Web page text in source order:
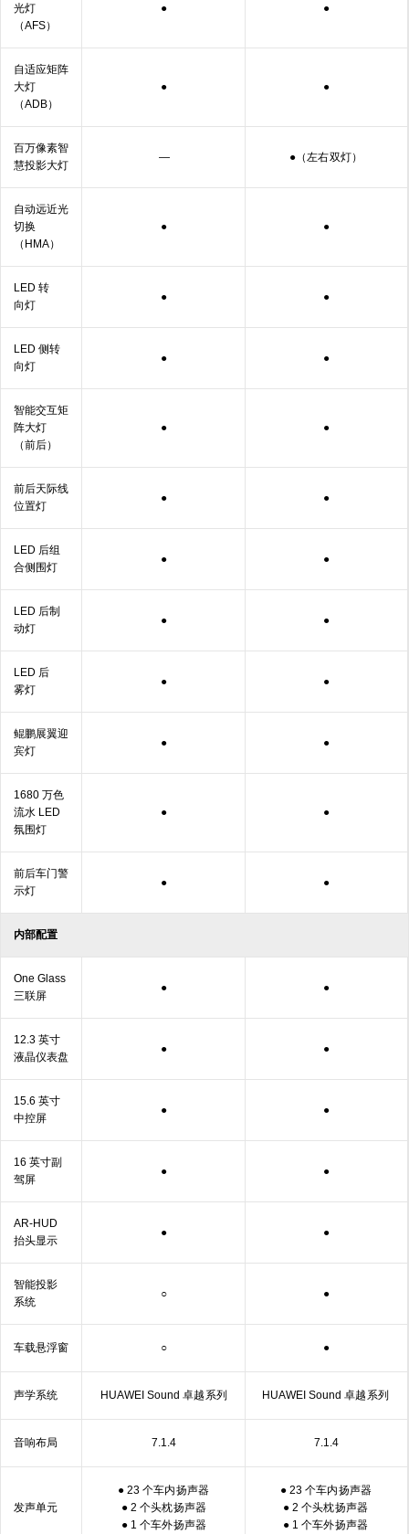
光灯
（AFS）
● ●
自适应矩阵
大灯
（ADB）
● ●
百万像素智
慧投影大灯
— ●（左右双灯）
自动远近光
切换
（HMA）
● ●
LED 转
向灯
● ●
LED 侧转
向灯
● ●
智能交互矩
阵大灯
（前后）
● ●
前后天际线
位置灯
● ●
LED 后组
合侧 围灯
● ●
LED 后制
动灯
● ●
LED 后
雾灯
● ●
鲲鹏展翼迎
宾灯
● ●
1680 万色
流水 LED
氛围灯
● ●
前后车门警
示灯
● ●
内部配置
One Glass
三联屏
● ●
12.3 英寸
液晶仪表盘
● ●
15.6 英寸
中控屏
● ●
16 英寸副
驾屏
● ●
AR-HUD
抬头显示
● ●
智能投影
系统
○ ●
车载悬浮窗 ○ ●
声学系统 HUAWEI Sound 卓越 系列 HUAWEI Sound 卓越 系列
音响布局 7.1.4 7.1.4
发声单元
● 23 个车内扬声器
● 2 个头枕扬声器
● 1 个车外扬声器
● 23 个车内扬声器
● 2 个头枕扬声器
● 1 个车外扬声器